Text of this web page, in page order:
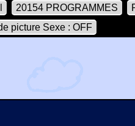
20154 PROGRAMMES
picture Sexe : OFF